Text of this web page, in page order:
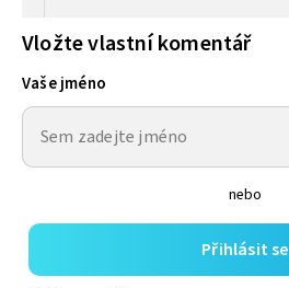
Vložte vlastní komentář
Vaše jméno
nebo
Přihlásit se